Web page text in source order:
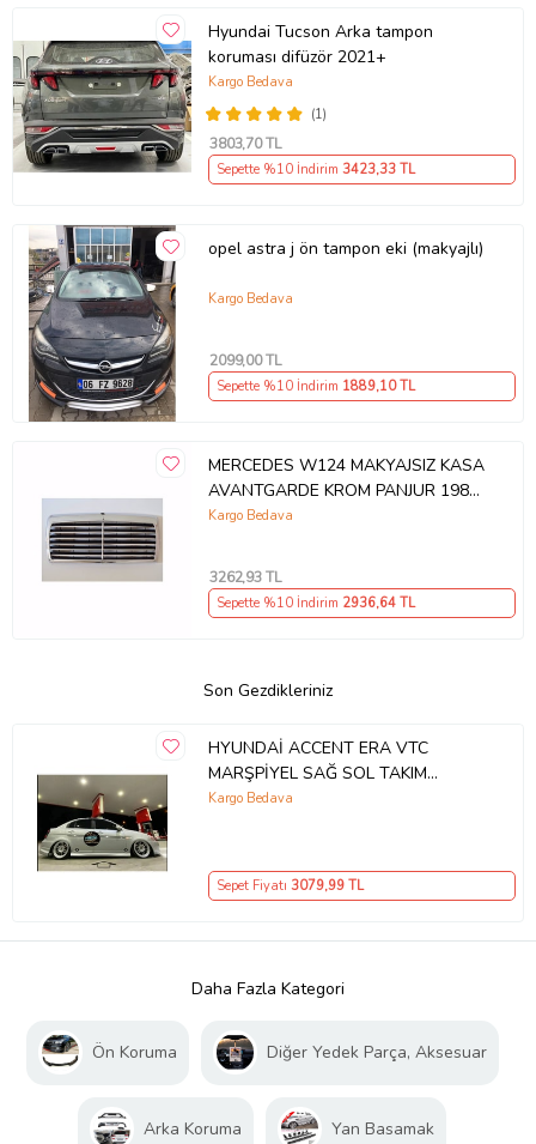
Hyundai Tucson Arka tampon
koruması difüzör 2021+
(1)
Kargo Bedava
3803,70 TL
Sepette %10 İndirim 3423,33 TL
opel astra j ön tampon eki (makyajlı)
Kargo Bedava
2099,00 TL
Sepette %10 İndirim 1889,10 TL
MERCEDES W124 MAKYAJSIZ KASA
AVANTGARDE KROM PANJUR 1985-
1993
Kargo Bedava
3262,93 TL
Sepette %10 İndirim 2936,64 TL
Son Gezdikleriniz
HYUNDAİ ACCENT ERA VTC
MARŞPİYEL SAĞ SOL TAKIM
FİBERGLASS BOYASIZ
Kargo Bedava
Sepet Fiyatı 3079,99 TL
Daha Fazla Kategori
Ön Koruma Diğer Yedek Parça, Aksesuar
Arka Koruma Yan Basamak